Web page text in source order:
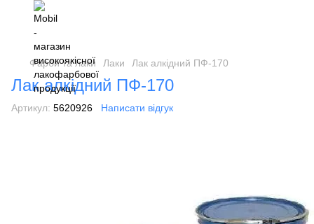
Фарби та лаки Лаки Лак алкідний ПФ-170
Лак алкідний ПФ-170
Артикул: 5620926 Написати відгук